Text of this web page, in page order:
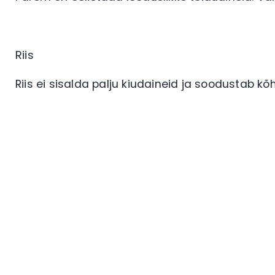
Riis
Riis ei sisalda palju kiudaineid ja soodustab